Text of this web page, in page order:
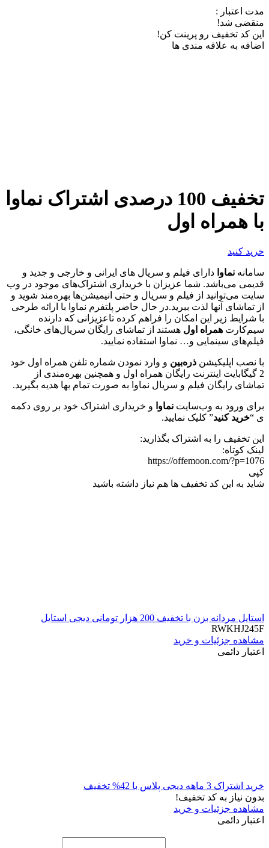
مدت اعتبار :
منقضی شد!
این کد تخفیف رو پرینت کن!
اضافه به علاقه مندی ها
تخفیف 100 درصدی اشتراک نماوا
با همراه اول
خرید کنید
سامانه نماوا دارای فیلم و سریال های ایرانی و خارجی و جدید و
قدیمی می‌باشد. شما عزیزان با خریداری اشتراک‌های موجود در وب
سایت می‌توانید از فیلم و سریال و حتی انیمیشن‌ها بهر‌ه‌مند شوید و
از تماشای آنها لذت ببرید.در حال حاضر پلتفرم نماوا با ارائه طرحی
با شرایط زیر این امکان را فراهم کرده تاعزیزانی که دارنده
سیم‌کارت همراه اول هستند از تماشای رایگان سریال‌های خانگی،
فیلم‌های سینمایی و… نماوا استفاده نمایید.
با نصب اپلیکیشن ذره‌بین و وارد نمودن شماره تلفن همراه اول خود
2 گیگابایت اینترنت رایگان همراه اول و همچنین بهره‌مندی از
تماشای رایگان فیلم و سریال نماوا به صورت تمام بها هدیه بگیرید.
برای ورود به وب‌سایت نماوا و خریداری اشتراک خود بر روی دکمه
ی “خرید کنید” کلیک نمایید.
این تخفیف را به اشتراک بگذارید:
لینک کوتاه:
https://offemoon.com/?p=1076
کپی
شاید به این کد تخفیف ها هم نیاز داشته باشید
استایل مردانه بزن با تخفیف 200 هزار تومانی دیجی استایل
RWKHJ245F
مشاهده جزئیات و خرید
اعتبار دائمی
خرید اشتراک 3 ماهه دیجی پلاس با 42% تخفیف
بدون نیاز به کد تخفیف!
مشاهده جزئیات و خرید
اعتبار دائمی